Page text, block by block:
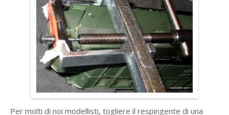
Per molti di noi modellisti, togliere il respingente di una